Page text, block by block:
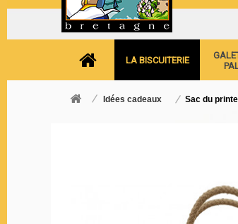
LA BISCUITERIE
Idées cadeaux Sac du